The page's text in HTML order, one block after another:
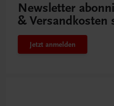
Newsletter
& Versandkosten
Jetzt anmelden